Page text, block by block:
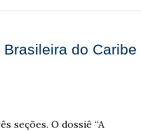
do Caribe
seções. O dossiê “A